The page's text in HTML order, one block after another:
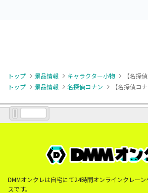
トップ 景品情報 キャラクター小物
トップ
景品情報 名探偵コナン
DMMオンクレは自宅にて24時間オンラインクレー
スです。